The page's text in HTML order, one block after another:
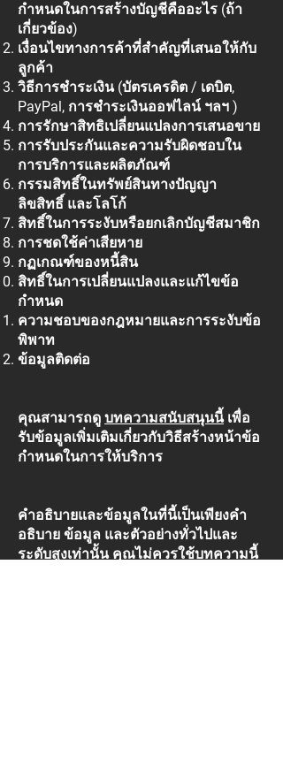
กำหนดในการสร้างบัญชีคืออะไร (ถ้า
เกี่ยวข้อง)
เงื่อนไขทางการค้าที่สำคัญที่เสนอให้กับ
ลูกค้า
วิธีการชำระเงิน (บัตรเครดิต / เดบิต,
PayPal, การชำระเงินออฟไลน์ ฯลฯ )
การรักษาสิทธิเปลี่ยนแปลงการเสนอขาย
การรับประกันและความรับผิดชอบใน
การบริการและผลิตภัณฑ์
กรรมสิทธิ์ในทรัพย์สินทางปัญญา
ลิขสิทธิ์ และโลโก้
สิทธิ์ในการระงับหรือยกเลิกบัญชีสมาชิก
การชดใช้ค่าเสียหาย
กฏเกณฑ์ของหนี้สิน
สิทธิ์ในการเปลี่ยนแปลงและแก้ไขข้อ
กำหนด
ความชอบของกฎหมายและการระงับข้อ
พิพาท
ข้อมูลติดต่อ
คุณสามารถดู บทความสนับสนุนนี้เพื่อ
รับข้อมูลเพิ่มเติมเกี่ยวกับวิธีสร้างหน้าข้อ
กำหนดในการให้บริการ
คำอธิบายและข้อมูลในที่นี้เป็นเพียงคำ
อธิบาย ข้อมูล และตัวอย่างทั่วไปและ
ระดับสูงเท่านั้น คุณไม่ควรใช้บทความนี้